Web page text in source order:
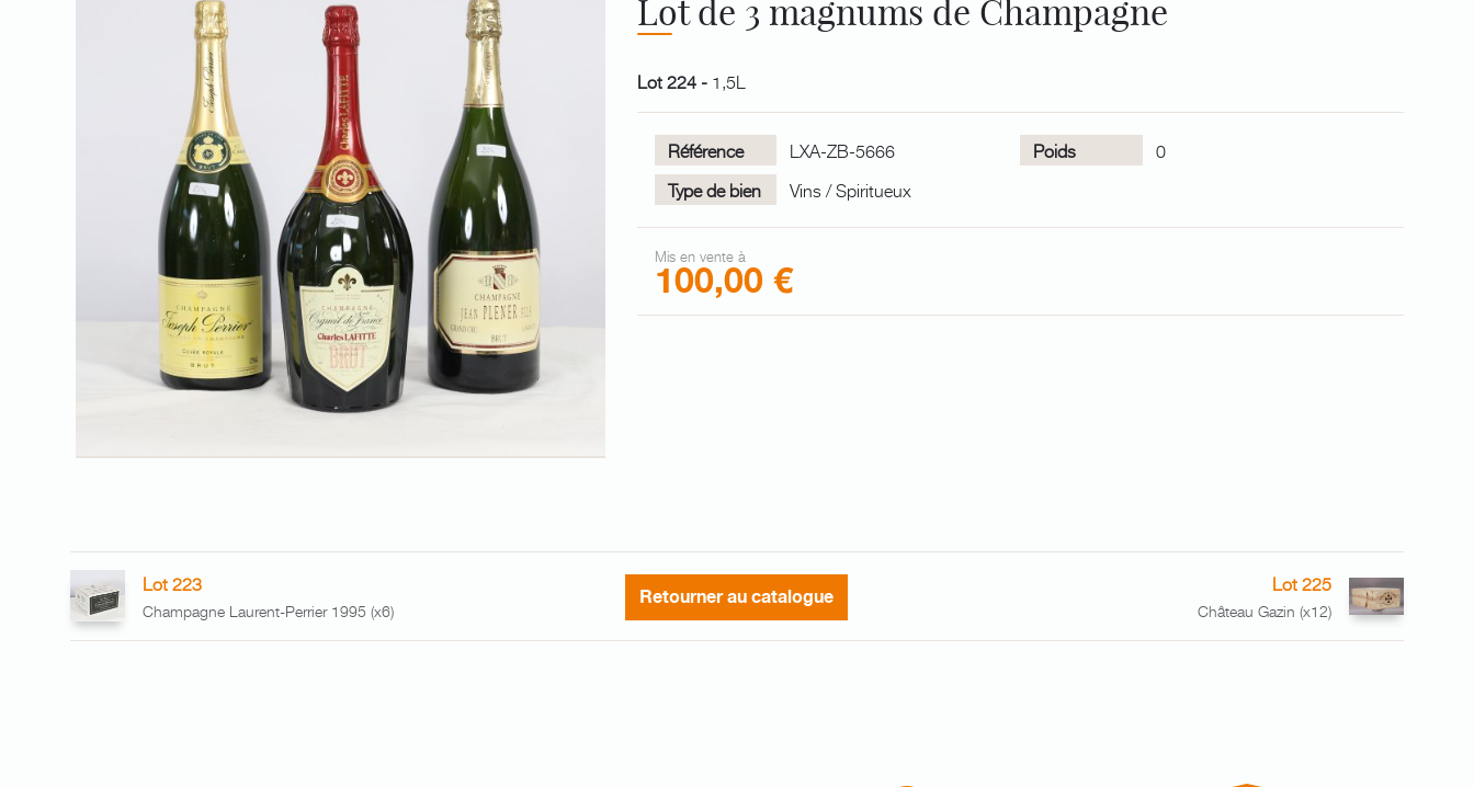
Lot de 3 magnums de Champagne
Lot 224 - 1,5L
Référence LXA-ZB-5666 Poids
0
Type de bien
Vins / Spiritueux
Mis en vente à
100,00 €
Lot 223
Champagne Laurent-Perrier 1995 (x6) Retourner au catalogue Lot 225
Château Gazin (x12)